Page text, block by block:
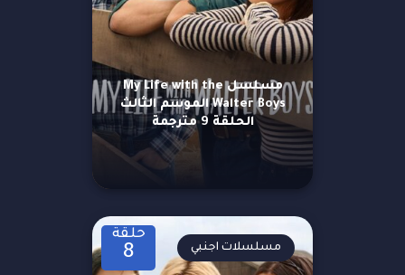
مسلسل My Life with the
Walter Boys الموسم الثالث
الحلقة 9 مترجمة
حلقة
8 مسلسلات اجنبي